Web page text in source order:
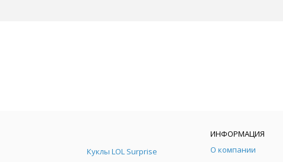
Куклы LOL Surprise
ИНФОРМАЦИЯ
О компании